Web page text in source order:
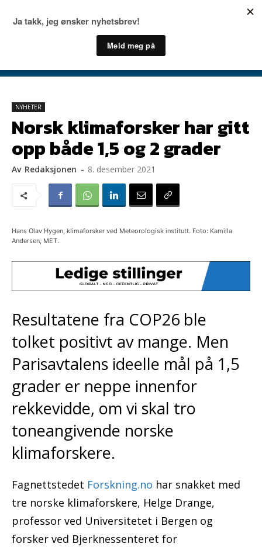
NYHETER
Norsk klimaforsker har gitt
opp både 1,5 og 2 grader
Av Redaksjonen - 8. desember 2021
Hans Olav Hygen, klimaforsker ved Meteorologisk institutt. Foto: Kamilla
Andersen, MET.
Resultatene fra COP26 ble
tolket positivt av mange. Men
Parisavtalens ideelle mål på 1,5
grader er neppe innenfor
rekkevidde, om vi skal tro
toneangivende norske
klimaforskere.
Fagnettstedet Forskning.no har snakket med
tre norske klimaforskere, Helge Drange,
professor ved Universitetet i Bergen og
forsker ved Bjerknessenteret for